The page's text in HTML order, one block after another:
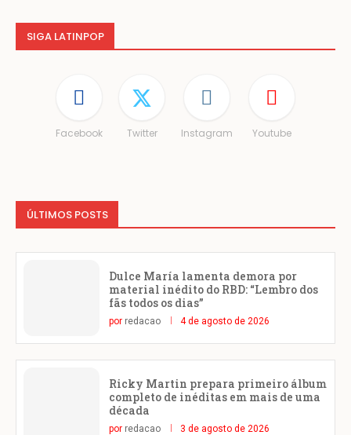
SIGA LATINPOP
Facebook Twitter Instagram Youtube
ÚLTIMOS POSTS
Dulce María lamenta demora por
material inédito do RBD: “Lembro dos
fãs todos os dias”
por redacao 4 de agosto de 2026
Ricky Martin prepara primeiro álbum
completo de inéditas em mais de uma
década
por redacao 3 de agosto de 2026